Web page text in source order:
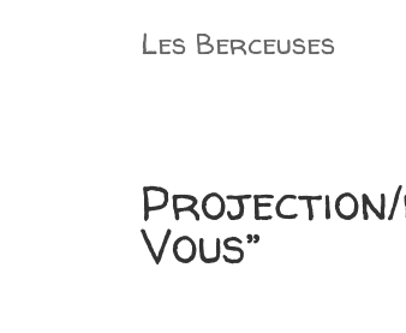
Les Berceuses
Vous”